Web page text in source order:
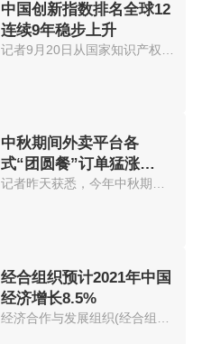
中国创新指数排名全球12
连续9年稳步上升
记者9月20日从国家知识产权局获...
中秋期间外卖平台各
式“团圆餐”订单猛涨
574.56%
记者昨天获悉，今年中秋期间外卖...
经合组织预计2021年中国
经济增长8.5%